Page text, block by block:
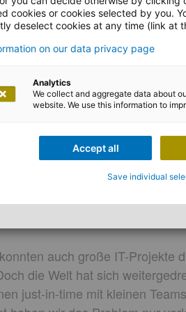
Wolfgang Textor
wir eigentlich
auch große IT-Projekte
die Welt hat sich
just-in-time mit kleinen
cookies or cookies selected by you.
deselect cookies at any time (link at
on our data privacy page
Analytics
We collect and aggregate data about
website. We use this information to
Accept all
Save individual